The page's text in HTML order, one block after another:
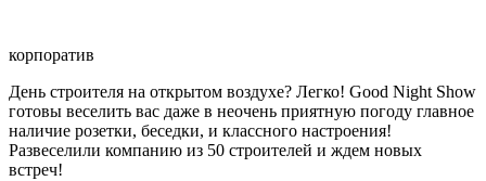
корпоратив
День строителя на открытом воздухе? Легко! Good Night Show
готовы веселить вас даже в неочень приятную погоду главное
наличие розетки, беседки, и классного настроения!
Развеселили компанию из 50 строителей и ждем новых
встреч!